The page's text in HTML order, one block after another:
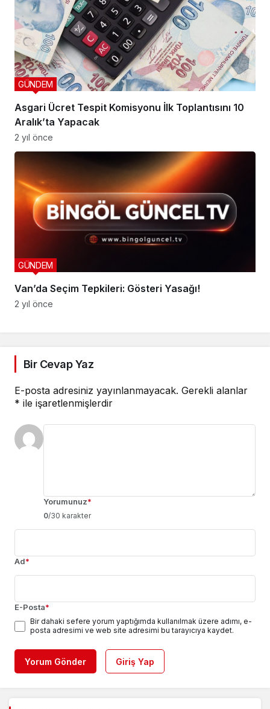
Asgari Ücret Tespit Komisyonu İlk Toplantısını 10
Aralık’ta Yapacak
GÜNDEM
2 yıl önce
Van’da Seçim Tepkileri: Gösteri Yasağı!
GÜNDEM
2 yıl önce
Bir Cevap Yaz
E-posta adresiniz yayınlanmayacak. Gerekli alanlar
* ile işaretlenmişlerdir
Yorumunuz*
0/30 karakter
Ad*
E-Posta*
Bir dahaki sefere yorum yaptığımda kullanılmak üzere adımı, e-
posta adresimi ve web site adresimi bu tarayıcıya kaydet.
Yorum Gönder Giriş Yap